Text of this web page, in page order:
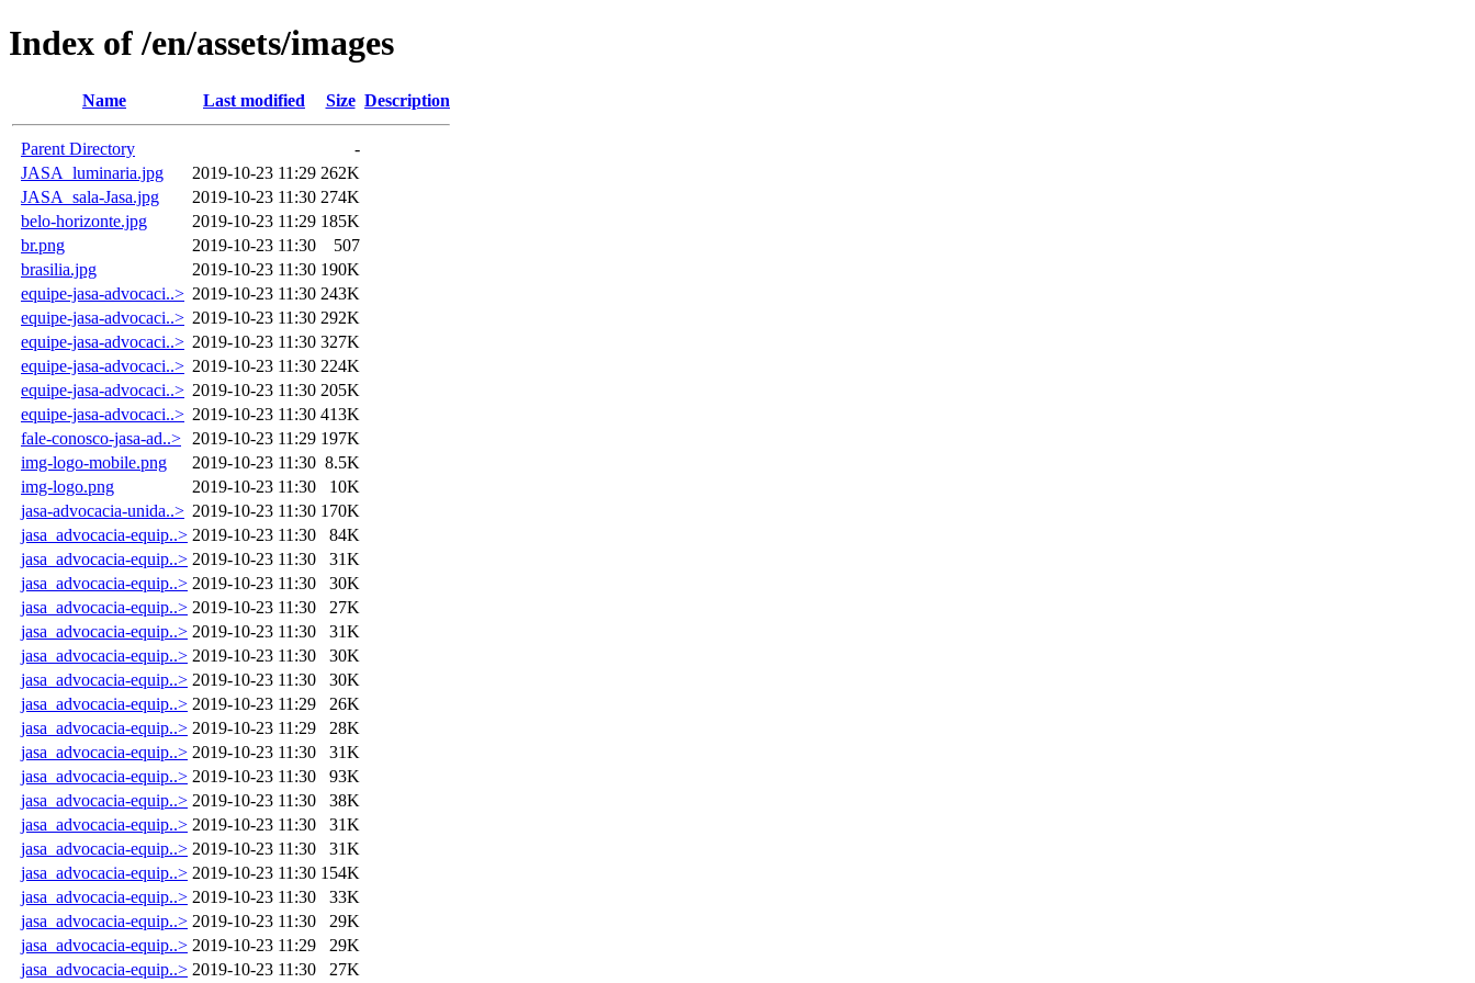
Index of /en/assets/images
Name Last modified Size Description
Parent Directory
-
JASA_luminaria.jpg
2019-10-23 11:29 262K
JASA_sala-Jasa.jpg
2019-10-23 11:30 274K
belo-horizonte.jpg
2019-10-23 11:29 185K
br.png
2019-10-23 11:30
507
brasilia.jpg
2019-10-23 11:30 190K
equipe-jasa-advocaci..> 2019-10-23 11:30 243K
equipe-jasa-advocaci..> 2019-10-23 11:30 292K
equipe-jasa-advocaci..> 2019-10-23 11:30 327K
equipe-jasa-advocaci..> 2019-10-23 11:30 224K
equipe-jasa-advocaci..> 2019-10-23 11:30 205K
equipe-jasa-advocaci..> 2019-10-23 11:30 413K
fale-conosco-jasa-ad..>
2019-10-23 11:29 197K
img-logo-mobile.png
2019-10-23 11:30 8.5K
img-logo.png
2019-10-23 11:30
10K
jasa-advocacia-unida..> 2019-10-23 11:30 170K
jasa_advocacia-equip..> 2019-10-23 11:30
84K
jasa_advocacia-equip..> 2019-10-23 11:30
31K
jasa_advocacia-equip..> 2019-10-23 11:30
30K
jasa_advocacia-equip..> 2019-10-23 11:30
27K
jasa_advocacia-equip..> 2019-10-23 11:30
31K
jasa_advocacia-equip..> 2019-10-23 11:30
30K
jasa_advocacia-equip..> 2019-10-23 11:30
30K
jasa_advocacia-equip..> 2019-10-23 11:29
26K
jasa_advocacia-equip..> 2019-10-23 11:29
28K
jasa_advocacia-equip..> 2019-10-23 11:30
31K
jasa_advocacia-equip..> 2019-10-23 11:30
93K
jasa_advocacia-equip..> 2019-10-23 11:30
38K
jasa_advocacia-equip..> 2019-10-23 11:30
31K
jasa_advocacia-equip..> 2019-10-23 11:30
31K
jasa_advocacia-equip..> 2019-10-23 11:30 154K
jasa_advocacia-equip..> 2019-10-23 11:30
33K
jasa_advocacia-equip..> 2019-10-23 11:30
29K
jasa_advocacia-equip..> 2019-10-23 11:29
29K
jasa_advocacia-equip..> 2019-10-23 11:30 27K